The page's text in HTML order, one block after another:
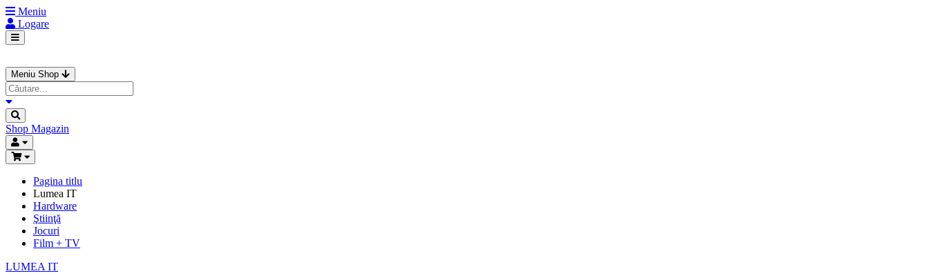
Meniu
Logare
Meniu Shop
Shop Magazin
Pagina titlu
Lumea IT
Hardware
Ştiinţă
Jocuri
Film + TV
LUMEA IT